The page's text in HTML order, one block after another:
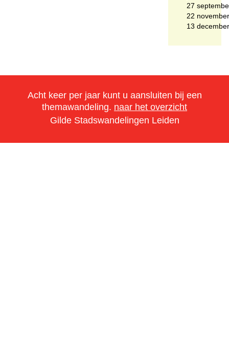
27
22 november
13 december
Acht keer per jaar kunt u aansluiten bij een
themawandeling. naar het overzicht
Gilde Stadswandelingen Leiden